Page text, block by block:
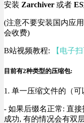
安装 Zarchiver 或者
(注意不要安装国内应
会收费)
B站视频教程: 【电子
目前有2种类型的压缩包:
1. 单一压缩文件的（
- 如果后缀名正常: 直
成功, 有的情况会有双